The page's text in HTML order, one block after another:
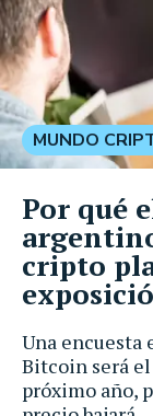
Una encuesta
Bitcoin será
próximo año,
MUNDO
Por qué
cripto